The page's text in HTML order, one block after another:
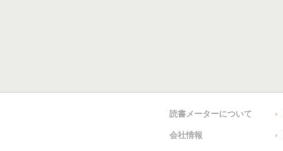
読書メーターについて
会社情報